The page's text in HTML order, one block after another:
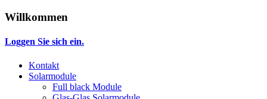
Willkommen
Loggen Sie sich ein.
Kontakt
Solarmodule
Full black Module